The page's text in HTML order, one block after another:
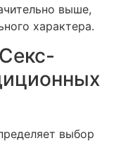
выше,
характера.
выбор